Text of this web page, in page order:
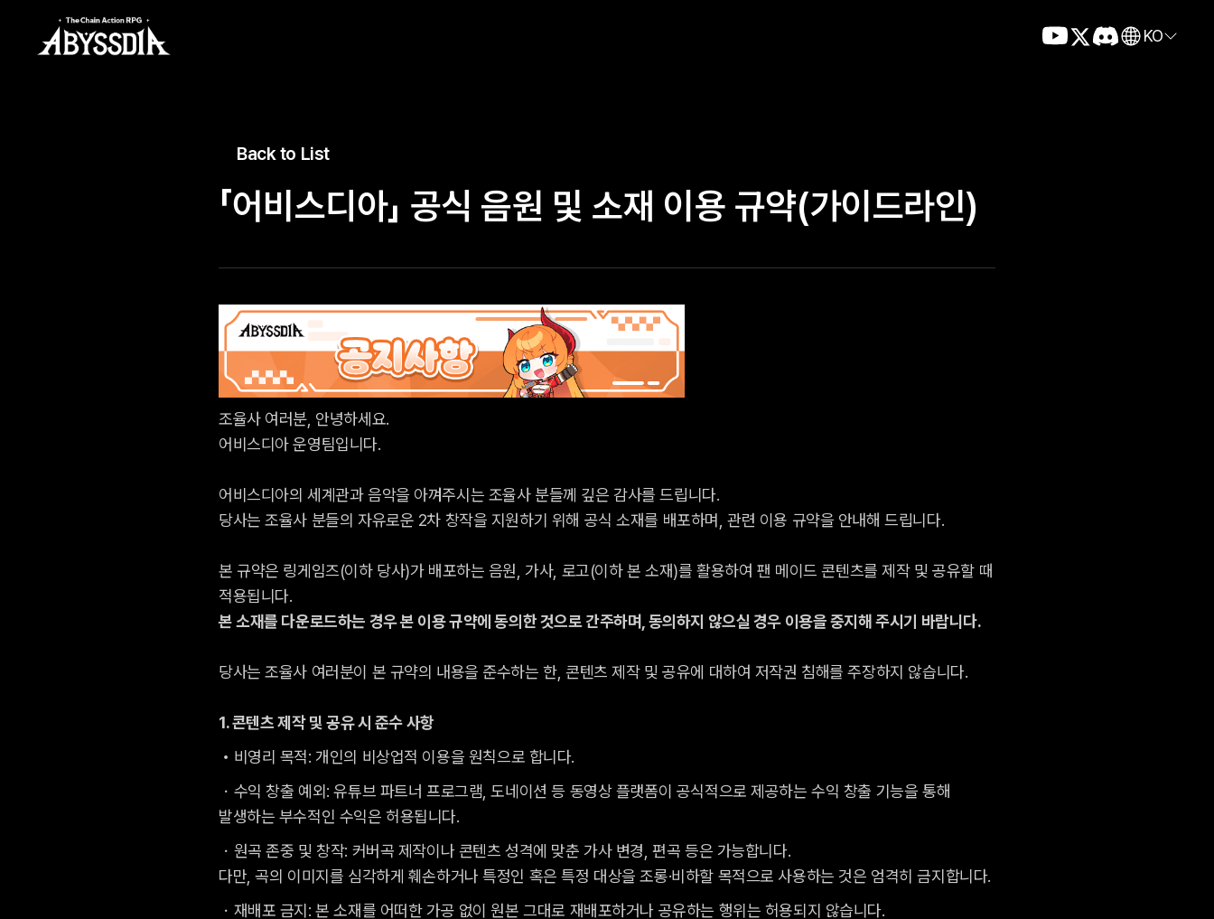
KO
Back to List
「어비스디아」 공식 음원 및 소재 이용 규약(가이드라인)
조율사 여러분, 안녕하세요.
어비스디아 운영팀입니다.
어비스디아의 세계관과 음악을 아껴주시는 조율사 분들께 깊은 감사를 드립니다.
당사는 조율사 분들의 자유로운 2차 창작을 지원하기 위해 공식 소재를 배포하며, 관련 이용 규약을 안내해 드립니다.
본 규약은 링게임즈(이하 당사)가 배포하는 음원, 가사, 로고(이하 본 소재)를 활용하여 팬 메이드 콘텐츠를 제작 및 공유할 때
적용됩니다.
본 소재를 다운로드하는 경우 본 이용 규약에 동의한 것으로 간주하며, 동의하지 않으실 경우 이용을 중지해 주시기 바랍니다.
당사는 조율사 여러분이 본 규약의 내용을 준수하는 한, 콘텐츠 제작 및 공유에 대하여 저작권 침해를 주장하지 않습니다.
1. 콘텐츠 제작 및 공유 시 준수 사항
・ 비영리 목적: 개인의 비상업적 이용을 원칙으로 합니다.
・수익 창출 예외: 유튜브 파트너 프로그램, 도네이션 등 동영상 플랫폼이 공식적으로 제공하는 수익 창출 기능을 통해
발생하는 부수적인 수익은 허용됩니다.
・원곡 존중 및 창작: 커버곡 제작이나 콘텐츠 성격에 맞춘 가사 변경, 편곡 등은 가능합니다.
다만, 곡의 이미지를 심각하게 훼손하거나 특정인 혹은 특정 대상을 조롱·비하할 목적으로 사용하는 것은 엄격히 금지합니다.
・재배포 금지: 본 소재를 어떠한 가공 없이 원본 그대로 재배포하거나 공유하는 행위는 허용되지 않습니다.